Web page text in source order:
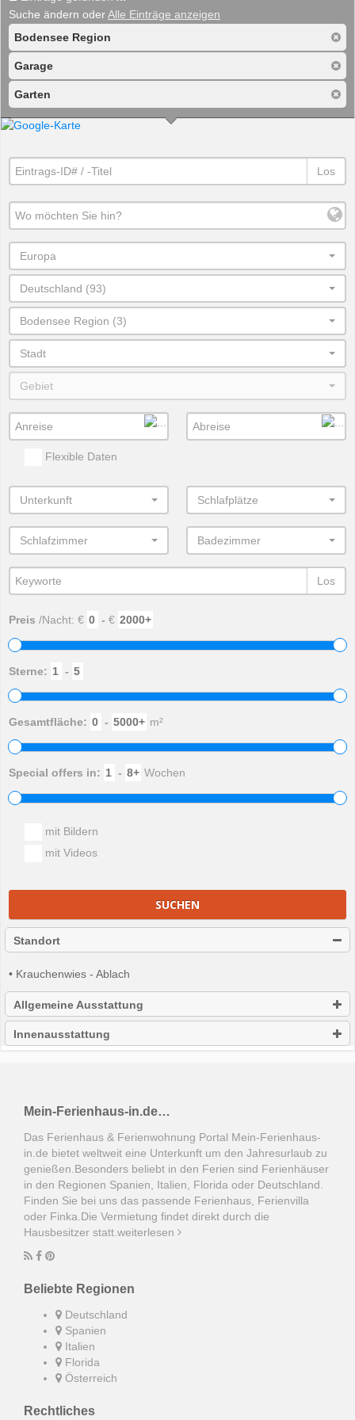
Suche ändern oderAlle Einträge anzeigen
Bodensee Region
Garage
Garten
Los
Europa
Deutschland (93)
Bodensee Region (3)
Stadt
Gebiet
Flexible Daten
Unterkunft Schlafplätze
Schlafzimmer Badezimmer
Los
Preis /Nacht: € - €
Sterne: -
Gesamtfläche: - m²
Special offers in: - Wochen
mit Bildern
mit Videos
SUCHEN
Standort
• Krauchenwies - Ablach
Allgemeine Ausstattung
Innenausstattung
Mein-Ferienhaus-in.de…
Das Ferienhaus & Ferienwohnung Portal Mein-Ferienhaus-
in.de bietet weltweit eine Unterkunft um den Jahresurlaub zu
genießen.Besonders beliebt in den Ferien sind Ferienhäuser
in den Regionen Spanien, Italien, Florida oder Deutschland.
Finden Sie bei uns das passende Ferienhaus, Ferienvilla
oder Finka.Die Vermietung findet direkt durch die
Hausbesitzer statt. weiterlesen
Beliebte Regionen
Deutschland
Spanien
Italien
Florida
Österreich
Rechtliches